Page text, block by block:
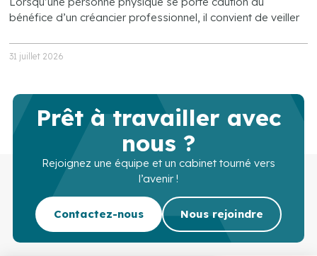
bénéfice d’un créancier professionnel, il convient de veiller
31 juillet 2026
Prêt à travailler avec
nous ?
Rejoignez une équipe et un cabinet tourné vers
l’avenir !
Contactez-nous Nous rejoindre